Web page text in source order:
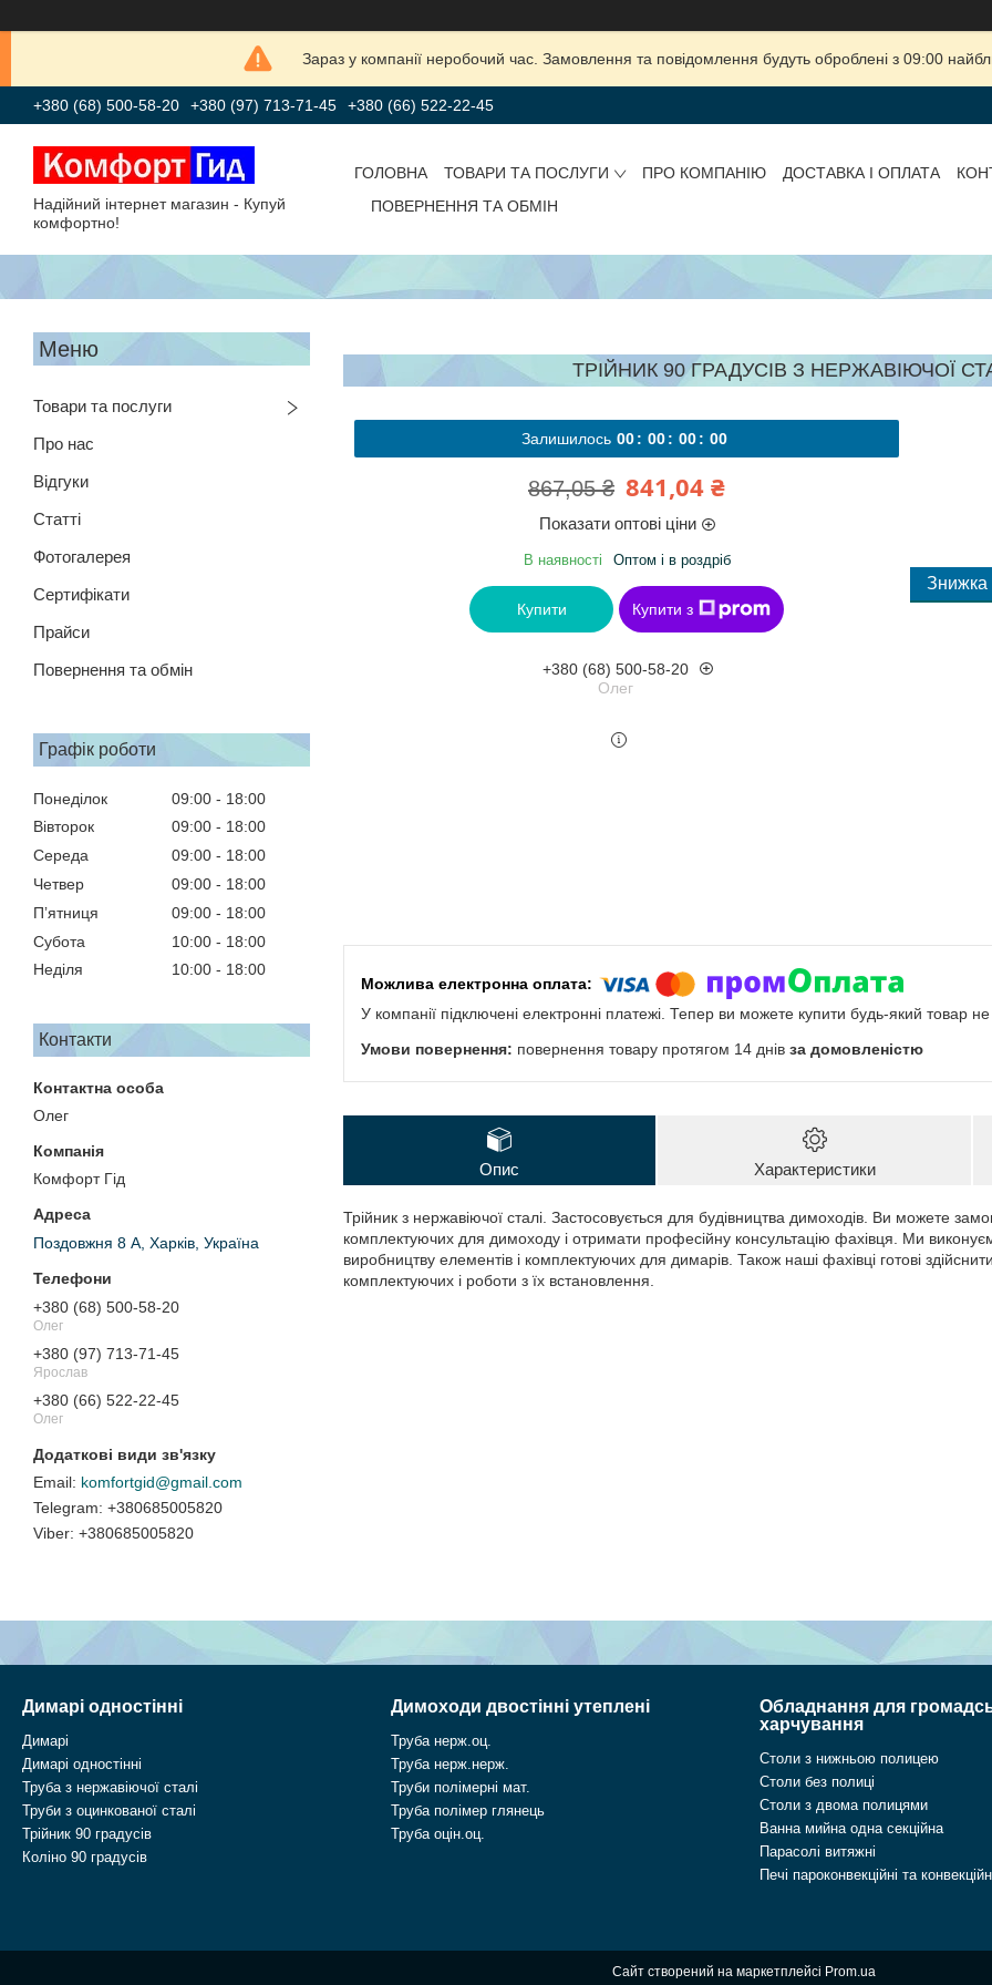
Зараз у компанії неробочий час. Замовлення та повідомлення будуть оброблені з 09:00
+380 (68) 500-58-20 +380 (97) 713-71-45 +380 (66) 522-22-45
Надійний інтернет магазин - Купуй
комфортно!
ГОЛОВНА ТОВАРИ ТА ПОСЛУГИ ПРО КОМПАНІЮ ДОСТАВКА І ОПЛАТА
ПОВЕРНЕННЯ ТА ОБМІН
Товари та послуги
Про нас
Відгуки
Статті
Фотогалерея
Сертифікати
Прайси
Повернення та обмін
Графік роботи
Понеділок 09:00
18:00
Вівторок
09:00
18:00
Середа
09:00
18:00
Четвер
09:00
18:00
Пʼятниця
09:00
18:00
Субота
10:00
18:00
Неділя
10:00 18:00
Контакти
Олег
Комфорт Гід
Поздовжня 8 А, Харків, Україна
+380 (68) 500-58-20
Олег
+380 (97) 713-71-45
Ярослав
+380 (66) 522-22-45
Олег
komfortgid@gmail.com
+380685005820
+380685005820
ТРІЙНИК 90 ГРАДУСІВ З НЕРЖАВІЮЧОЇ
Залишилось 00 00 00 00
867,05 ₴ 841,04 ₴
Показати оптові ціни
В наявності Оптом і в роздріб
Купити Купити з
+380 (68) 500-58-20
Олег
У компанії підключені електронні платежі. Тепер ви можете купити будь-який товар
повернення товару протягом 14 днів за домовленістю
Опис Характеристики
Трійник з нержавіючої сталі. Застосовується для будівництва димоходів. Ви можете
комплектуючих для димоходу і отримати професійну консультацію фахівця. Ми
виробництву елементів і комплектуючих для димарів. Також наші фахівці готові
комплектуючих і роботи з їх встановлення.
Димарі одностінні
Димарі
Димарі одностінні
Труба з нержавіючої сталі
Труби з оцинкованої сталі
Трійник 90 градусів
Коліно 90 градусів
Димоходи двостінні утеплені
Труба нерж.оц.
Труба нерж.нерж.
Труби полімерні мат.
Труба полімер глянець
Труба оцін.оц.
Обладнання для
харчування
Столи з нижньою полицею
Столи без полиці
Столи з двома полицями
Ванна мийна одна секційна
Парасолі витяжні
Печі пароконвекційні та
Сайт створений на маркетплейсі Prom.ua